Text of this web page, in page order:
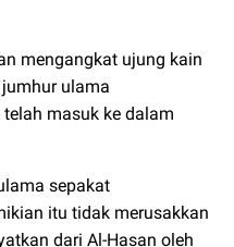
mengangkat ujung kain
ulama
masuk ke dalam
sepakat
itu tidak merusakkan
dari Al-Hasan oleh